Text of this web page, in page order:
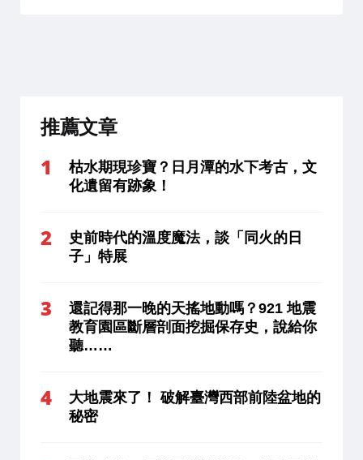
推薦文章
枯水期現珍寶？日月潭的水下考古，文
化遺留有跡象！
史前時代的溫度魔法，談「同火的日
子」特展
還記得那一晚的天搖地動嗎？921 地震
教育園區斷層剖面挖掘保存史，說給你
聽……
大地震來了！ 破解臺灣西部前陸盆地的
秘密